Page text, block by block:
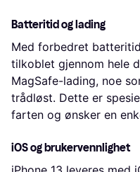
Batteritid og lading
Med forbedret
tilkoblet gjennom hele
MagSafe-lading, noe
trådløst. Dette er
farten og ønsker en
iOS og brukervennlighet